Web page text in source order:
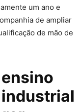
um ano e
de ampliar
de mão de